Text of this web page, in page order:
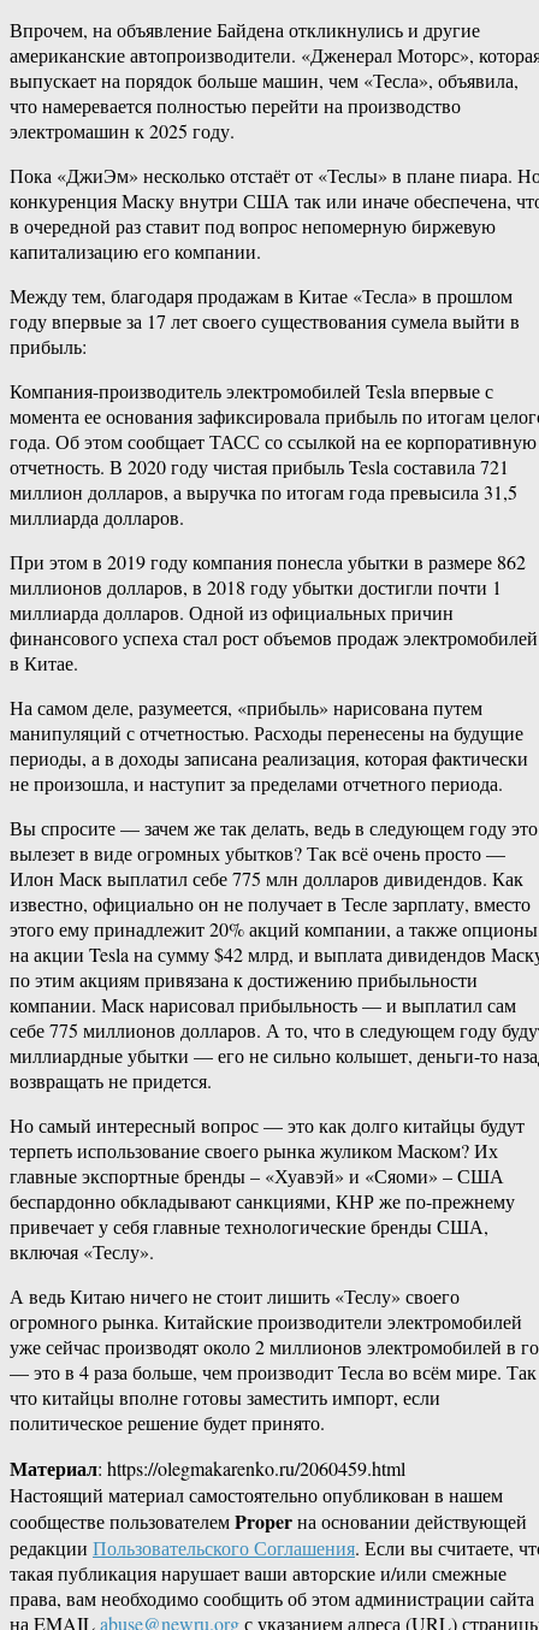
Впрочем, на объявление Байдена откликнулись и другие
американские автопроизводители. «Дженерал Моторс»,
выпускает на порядок больше машин, чем «Тесла», объявила,
что намеревается полностью перейти на производство
электромашин к 2025 году.
Пока «ДжиЭм» несколько отстаёт от «Теслы» в плане пиара.
конкуренция Маску внутри США так или иначе обеспечена,
в очередной раз ставит под вопрос непомерную биржевую
капитализацию его компании.
Между тем, благодаря продажам в Китае «Тесла» в прошлом
году впервые за 17 лет своего существования сумела выйти в
прибыль:
Компания-производитель электромобилей Tesla впервые с
момента ее основания зафиксировала прибыль по итогам
года. Об этом сообщает ТАСС со ссылкой на ее корпоративную
отчетность. В 2020 году чистая прибыль Tesla составила 721
миллион долларов, а выручка по итогам года превысила 31,5
миллиарда долларов.
При этом в 2019 году компания понесла убытки в размере 862
миллионов долларов, в 2018 году убытки достигли почти 1
миллиарда долларов. Одной из официальных причин
финансового успеха стал рост объемов продаж электромобилей
в Китае.
На самом деле, разумеется, «прибыль» нарисована путем
манипуляций с отчетностью. Расходы перенесены на будущие
периоды, а в доходы записана реализация, которая фактически
не произошла, и наступит за пределами отчетного периода.
Вы спросите — зачем же так делать, ведь в следующем году это
вылезет в виде огромных убытков? Так всё очень просто —
Илон Маск выплатил себе 775 млн долларов дивидендов. Как
известно, официально он не получает в Тесле зарплату, вместо
этого ему принадлежит 20% акций компании, а также опционы
на акции Tesla на сумму $42 млрд, и выплата дивидендов
по этим акциям привязана к достижению прибыльности
компании. Маск нарисовал прибыльность — и выплатил сам
себе 775 миллионов долларов. А то, что в следующем году
миллиардные убытки — его не сильно колышет, деньги-то
возвращать не придется.
Но самый интересный вопрос — это как долго китайцы будут
терпеть использование своего рынка жуликом Маском? Их
главные экспортные бренды – «Хуавэй» и «Сяоми» – США
беспардонно обкладывают санкциями, КНР же по-прежнему
привечает у себя главные технологические бренды США,
включая «Теслу».
А ведь Китаю ничего не стоит лишить «Теслу» своего
огромного рынка. Китайские производители электромобилей
уже сейчас производят около 2 миллионов электромобилей в
— это в 4 раза больше, чем производит Тесла во всём мире. Так
что китайцы вполне готовы заместить импорт, если
политическое решение будет принято.
Материал: https://olegmakarenko.ru/2060459.html
Настоящий материал самостоятельно опубликован в нашем
сообществе пользователемProperна основании действующей
редакции Пользовательского Соглашения. Если вы считаете,
такая публикация нарушает ваши авторские и/или смежные
права, вам необходимо сообщить об этом администрации сайта
на EMAILabuse@newru.orgс указанием адреса (URL)